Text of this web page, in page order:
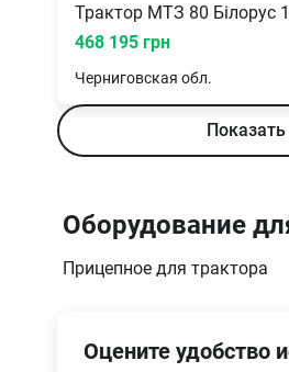
Трактор МТЗ 80 Білорус
468 195 грн
Черниговская обл.
Оборудование
Прицепное для трактора
Оцените удобство